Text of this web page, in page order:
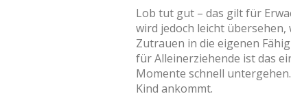
Lob tut gut – das gilt für
wird jedoch leicht
Zutrauen in die eigenen
für Alleinerziehende ist das
Momente schnell
Kind ankommt.